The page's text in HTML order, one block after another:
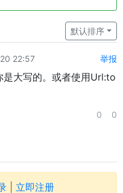
默认排序
22:57 举报
是大写的。或者使用Url:to
0 0
立即注册